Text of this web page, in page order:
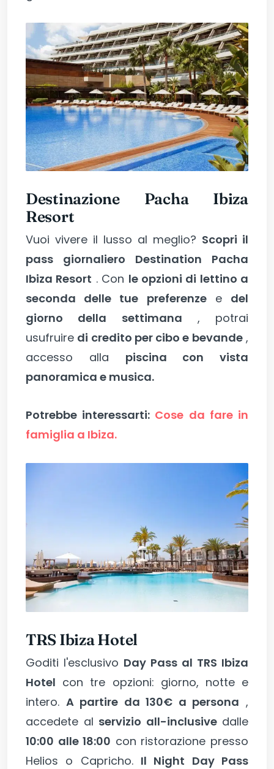
Destinazione Pacha Ibiza
Resort
Vuoi vivere il lusso al meglio? Scopri il
pass giornaliero Destination Pacha
Ibiza Resort . Con le opzioni di lettino a
seconda delle tue preferenzee del
giorno della settimana , potrai
usufruire di credito per cibo e bevande,
accesso alla piscina con vista
panoramica e musica.
Potrebbe interessarti: Cose da fare in
famiglia a Ibiza.
TRS Ibiza Hotel
Goditi l'esclusivo Day Pass al TRS Ibiza
Hotel con tre opzioni: giorno, notte e
intero. A partire da 130€ a persona ,
accedete al servizio all-inclusivedalle
10:00 alle 18:00 con ristorazione presso
Helios o Capricho. Il Night Day Pass